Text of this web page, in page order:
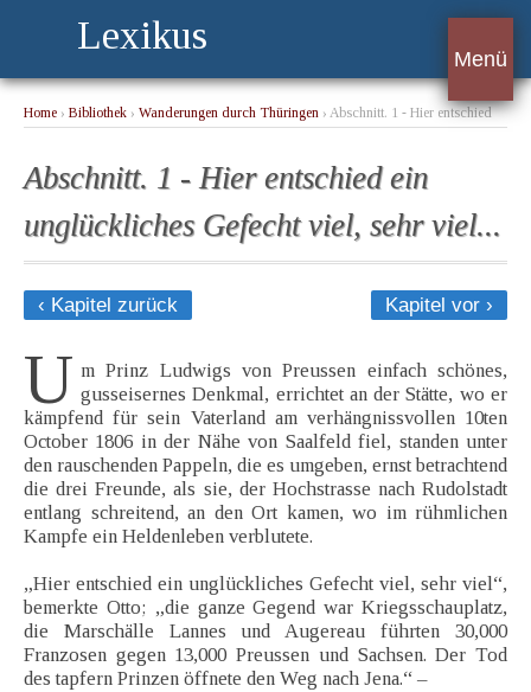
Lexikus
Menü
Home › Bibliothek › Wanderungen durch Thüringen › Abschnitt. 1 - Hier entschied
Abschnitt. 1 - Hier entschied ein
unglückliches Gefecht viel, sehr viel...
‹ Kapitel zurück Kapitel vor ›
U m Prinz Ludwigs von Preussen einfach schönes,
gusseisernes Denkmal, errichtet an der Stätte, wo er
kämpfend für sein Vaterland am verhängnissvollen 10ten
October 1806 in der Nähe von Saalfeld fiel, standen unter
den rauschenden Pappeln, die es umgeben, ernst betrachtend
die drei Freunde, als sie, der Hochstrasse nach Rudolstadt
entlang schreitend, an den Ort kamen, wo im rühmlichen
Kampfe ein Heldenleben verblutete.
„Hier entschied ein unglückliches Gefecht viel, sehr viel“,
bemerkte Otto; „die ganze Gegend war Kriegsschauplatz,
die Marschälle Lannes und Augereau führten 30,000
Franzosen gegen 13,000 Preussen und Sachsen. Der Tod
des tapfern Prinzen öffnete den Weg nach Jena.“ –